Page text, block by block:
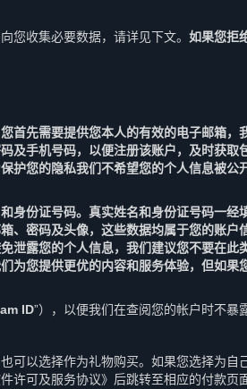
您收集必要数据，请详见下文。 如果您拒
首先需要提供您本人的有效的电子邮箱，
及手机号码，以便注册该账户，及时获取
护您的隐私我们不希望您的个人信息被公
身份证号码。真实姓名和身份证号码一经
、密码及头像，这些数据均属于您的账户
泄露您的个人信息，我们建议您不要在此
为您提供更优的内容和服务体验，但如果
ID”），以便我们在查阅您的帐户时不暴
可以选择作为礼物购买。如果您选择为自
许可及服务协议》后跳转至相应的付款页